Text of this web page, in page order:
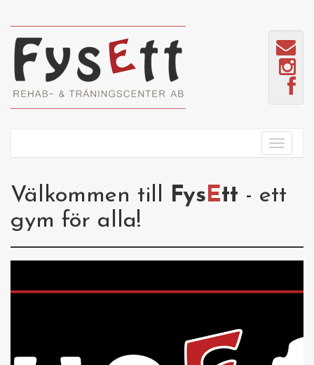
Välkommen till FysEtt - ett
gym för alla!